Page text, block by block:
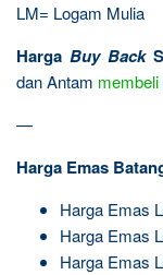
LM= Logam Mulia
HargaBuy Back
dan Antam membeli
—
Harga Emas
Harga Emas
Harga Emas
Harga Emas